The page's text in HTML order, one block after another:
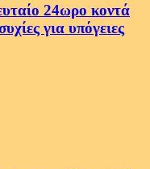
24ωρο κοντά
για υπόγειες